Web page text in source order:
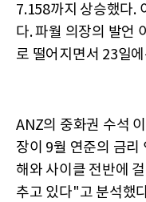
7.158까지 상승했다.
다. 파월 의장의 발언
로 떨어지면서 23일
ANZ의 중화권 수석
장이 9월 연준의 금
해와 사이클 전반에
추고 있다"고 분석했